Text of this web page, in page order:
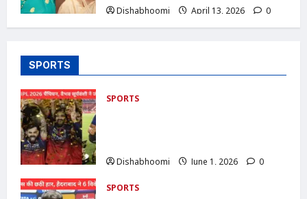
Dishabhoomi
April 13, 2026 0
SPORTS
SPORTS
Dishabhoomi
June 1, 2026 0
SPORTS